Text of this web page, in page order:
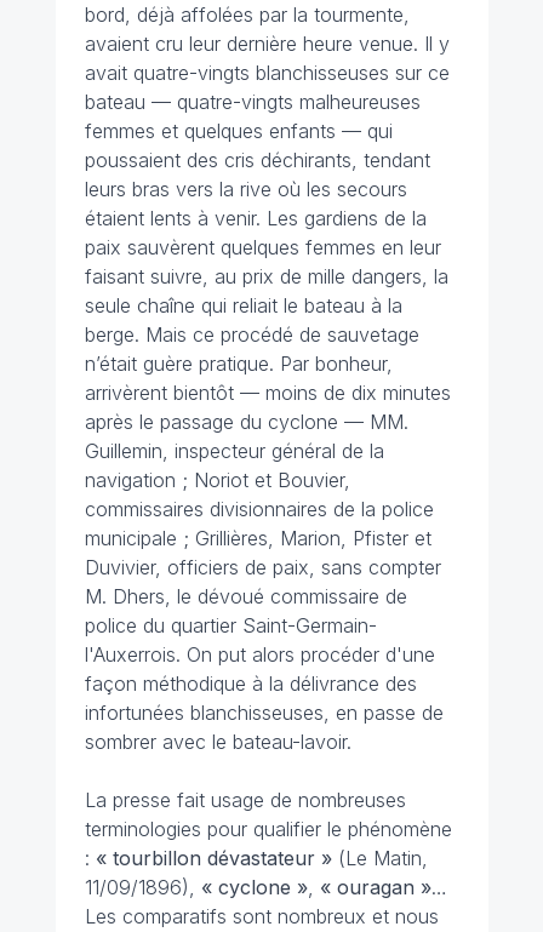
bord, déjà affolées par la tourmente,
avaient cru leur dernière heure venue. Il y
avait quatre-vingts blanchisseuses sur ce
bateau — quatre-vingts malheureuses
femmes et quelques enfants — qui
poussaient des cris déchirants, tendant
leurs bras vers la rive où les secours
étaient lents à venir. Les gardiens de la
paix sauvèrent quelques femmes en leur
faisant suivre, au prix de mille dangers, la
seule chaîne qui reliait le bateau à la
berge. Mais ce procédé de sauvetage
n’était guère pratique. Par bonheur,
arrivèrent bientôt — moins de dix minutes
après le passage du cyclone — MM.
Guillemin, inspecteur général de la
navigation ; Noriot et Bouvier,
commissaires divisionnaires de la police
municipale ; Grillières, Marion, Pfister et
Duvivier, officiers de paix, sans compter
M. Dhers, le dévoué commissaire de
police du quartier Saint-Germain-
l'Auxerrois. On put alors procéder d'une
façon méthodique à la délivrance des
infortunées blanchisseuses, en passe de
sombrer avec le bateau-lavoir.
La presse fait usage de nombreuses
terminologies pour qualifier le phénomène
: « tourbillon dévastateur »(Le Matin,
11/09/1896), « cyclone », « ouragan »…
Les comparatifs sont nombreux et nous